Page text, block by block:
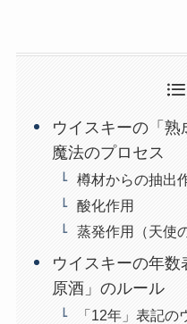
ウイスキーの「
魔法のプロセス
樽材からの抽出
酸化作用
蒸発作用（天使
ウイスキーの年
原酒」のルール
「12年」表記